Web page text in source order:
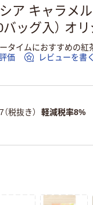
シア キャラ
ッグ入） オ
タイムにおすすめの紅
価
レビューを書く
税抜き）
軽減税率8%